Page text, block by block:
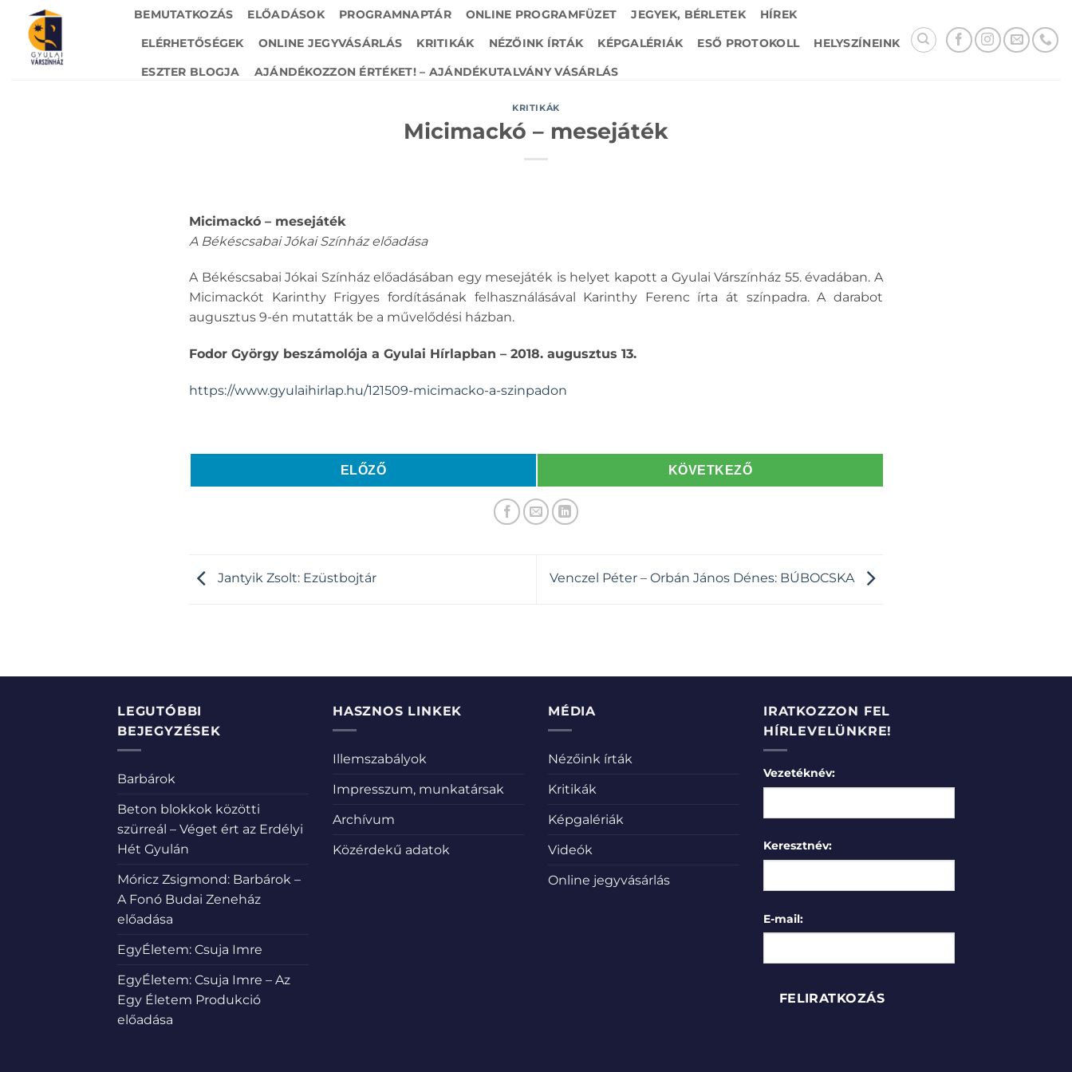
content
BEMUTATKOZÁS ELŐADÁSOK PROGRAMNAPTÁR ONLINE PROGRAMFÜZET JEGYEK, BÉRLETEK
HÍREK
ELÉRHETŐSÉGEK
ONLINE JEGYVÁSÁRLÁS KRITIKÁK NÉZŐINK ÍRTÁK KÉPGALÉRIÁK ESŐ PROTOKOLL
HELYSZÍNEINK
ESZTER BLOGJA
AJÁNDÉKOZZON ÉRTÉKET! – AJÁNDÉKUTALVÁNY VÁSÁRLÁS
KRITIKÁK
Micimackó – mesejáték
Micimackó – mesejáték
A Békéscsabai Jókai Színház előadása
A Békéscsabai Jókai Színház előadásában egy mesejáték is helyet kapott a Gyulai Várszínház 55. évadában. A
Micimackót Karinthy Frigyes fordításának felhasználásával Karinthy Ferenc írta át színpadra. A darabot
augusztus 9-én mutatták be a művelődési házban.
Fodor György beszámolója a Gyulai Hírlapban – 2018. augusztus 13.
https://www.gyulaihirlap.hu/121509-micimacko-a-szinpadon
ELŐZŐ KÖVETKEZŐ
Jantyik Zsolt: Ezüstbojtár Venczel Péter – Orbán János Dénes: BÚBOCSKA
LEGUTÓBBI
BEJEGYZÉSEK
Barbárok
Beton blokkok közötti
szürreál – Véget ért az Erdélyi
Hét Gyulán
Móricz Zsigmond: Barbárok –
A Fonó Budai Zeneház
előadása
EgyÉletem: Csuja Imre
EgyÉletem: Csuja Imre – Az
Egy Életem Produkció
előadása
HASZNOS LINKEK
Illemszabályok
Impresszum, munkatársak
Archívum
Közérdekű adatok
MÉDIA
Nézőink írták
Kritikák
Képgalériák
Videók
Online jegyvásárlás
IRATKOZZON FEL
HÍRLEVELÜNKRE!
Vezetéknév:
Keresztnév:
E-mail: